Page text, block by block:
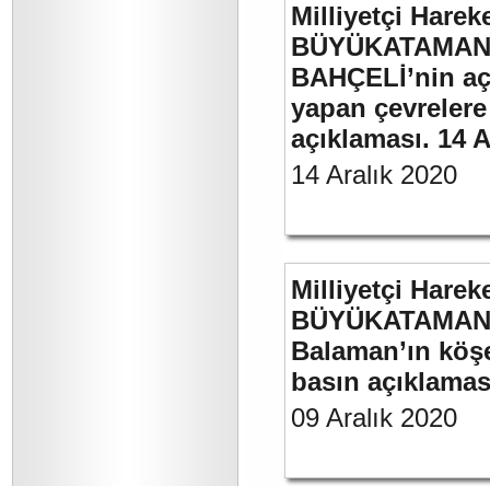
Milliyetçi
BAHÇELİ’nin
yapan
açıklaması. 14
14 Aralık 2020
Milliyetçi
Balaman’ın
basın
09 Aralık 2020